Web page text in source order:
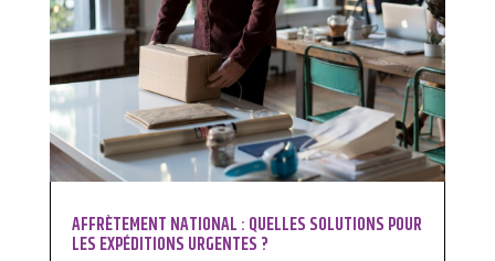
AFFRÈTEMENT NATIONAL : QUELLES SOLUTIONS POUR
LES EXPÉDITIONS URGENTES ?